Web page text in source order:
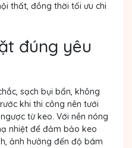
thất, đồng thời tối ưu chi
đúng yêu
sạch bụi bẩn, không
khi thi công nên tưới
từ keo. Với nền nóng
nhiệt để đảm bảo keo
ảnh hưởng đến độ bám